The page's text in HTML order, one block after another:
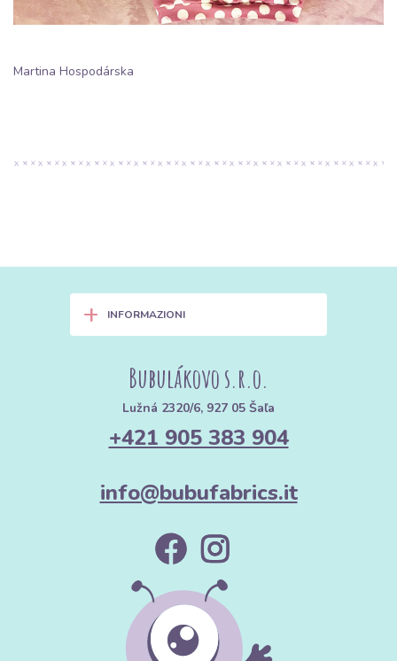
Martina Hospodárska
+ INFORMAZIONI
Bubulákovo s.r.o.
Lužná 2320/6, 927 05 Šaľa
+421 905 383 904
info@bubufabrics.it